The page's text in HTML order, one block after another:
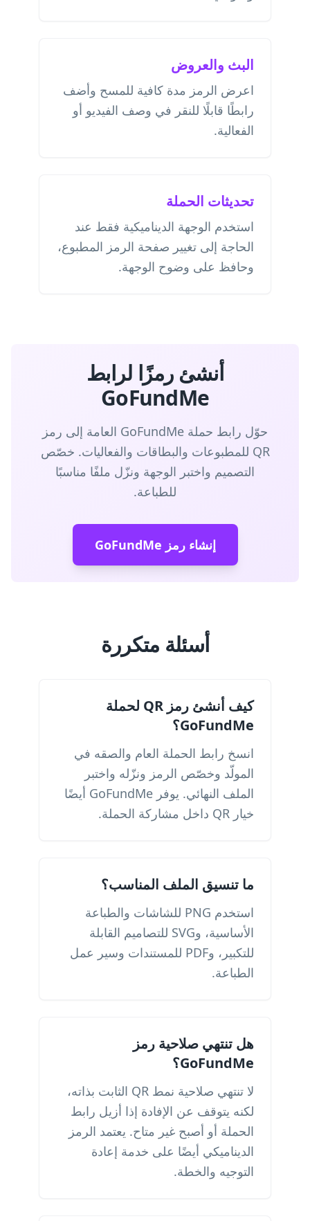
البث والعروض
اعرض الرمز مدة كافية للمسح وأضف
رابطًا قابلًا للنقر في وصف الفيديو أو
الفعالية.
تحديثات الحملة
استخدم الوجهة الديناميكية فقط عند
الحاجة إلى تغيير صفحة الرمز المطبوع،
وحافظ على وضوح الوجهة.
أنشئ رمزًا لرابط
GoFundMe
حوّل رابط حملة GoFundMe العامة إلى رمز
QR للمطبوعات والبطاقات والفعاليات. خصّص
التصميم واختبر الوجهة ونزّل ملفًا مناسبًا
للطباعة.
إنشاء رمز GoFundMe
أسئلة متكررة
كيف أنشئ رمز QR لحملة
GoFundMe؟
انسخ رابط الحملة العام والصقه في
المولّد وخصّص الرمز ونزّله واختبر
الملف النهائي. يوفر GoFundMe أيضًا
خيار QR داخل مشاركة الحملة.
ما تنسيق الملف المناسب؟
استخدم PNG للشاشات والطباعة
الأساسية، وSVG للتصاميم القابلة
للتكبير، وPDF للمستندات وسير عمل
الطباعة.
هل تنتهي صلاحية رمز
GoFundMe؟
لا تنتهي صلاحية نمط QR الثابت بذاته،
لكنه يتوقف عن الإفادة إذا أزيل رابط
الحملة أو أصبح غير متاح. يعتمد الرمز
الديناميكي أيضًا على خدمة إعادة
التوجيه والخطة.